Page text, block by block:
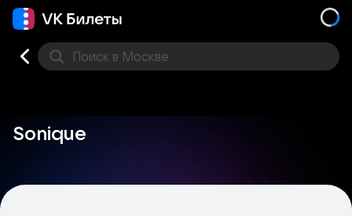
Поиск в Москве
Sonique